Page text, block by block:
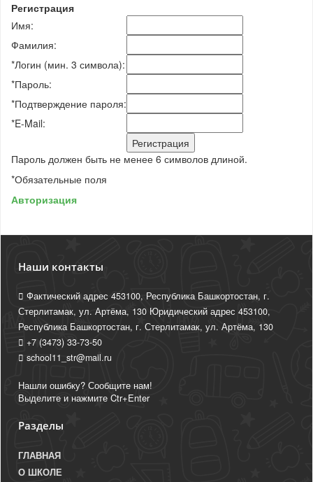
Регистрация
Имя:
Фамилия:
*Логин (мин. 3 символа):
*Пароль:
*Подтверждение пароля:
*E-Mail:
Пароль должен быть не менее 6 символов длиной.
*Обязательные поля
Авторизация
Наши контакты
Фактический адрес 453100, Республика Башкортостан, г.
Стерлитамак, ул. Артёма, 130 Юридический адрес 453100,
Республика Башкортостан, г. Стерлитамак, ул. Артёма, 130
+7 (3473) 33-73-50
school11_str@mail.ru
Нашли ошибку? Сообщите нам!
Выделите и нажмите Ctr+Enter
Разделы
ГЛАВНАЯ
О ШКОЛЕ